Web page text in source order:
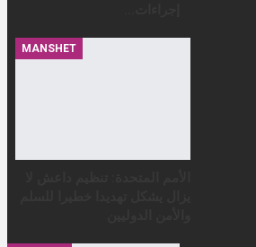
MANSHET